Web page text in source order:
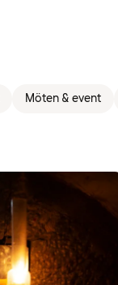
Möten & event